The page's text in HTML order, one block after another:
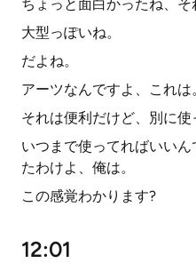
ちょっと面白かったね、そ
大型っぽいね。
だよね。
アーツなんですよ、これは
それは便利だけど、別に使
いつまで使ってればいい
たわけよ、俺は。
この感覚わかります?
12:01